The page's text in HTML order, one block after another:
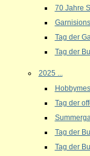
70 Jahre
Tag der
Tag der
2025 ...
Tag der
Tag der
Tag der